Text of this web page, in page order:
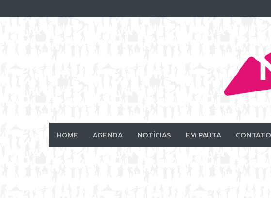
to
HOME AGENDA NOTÍCIAS EM PAUTA CONTATO